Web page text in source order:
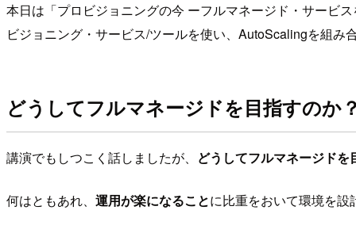
本日は「プロビジョニングの今 ーフルマネージド・サービ
ビジョニング・サービス/ツールを使い、AutoScalingを組
どうしてフルマネージドを目指すのか
講演でもしつこく話しましたが、 どうしてフルマネージド
何はともあれ、 運用が楽になることに比重をおいて環境を